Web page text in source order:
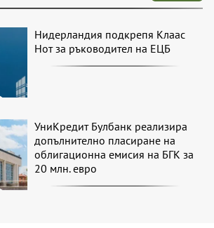
Нидерландия подкрепя Клаас
Нот за ръководител на ЕЦБ
УниКредит Булбанк реализира
допълнително пласиране на
облигационна емисия на БГК за
20 млн. евро